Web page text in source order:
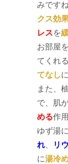
みです
クス効
レスを
お部屋
てくれ
てなし
また、
で、肌
める作
ゆず湯
れ
リ
に湯冷